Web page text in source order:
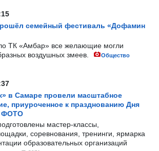
семейный фестиваль «Дофамин
ТК «Амбар» все желающие могли
воздушных змеев.
Общество
в Самаре провели масштабное
приуроченное к празднованию Дня
ФОТО
мастер-классы,
соревнования, тренинги, ярмарка
образовательных организаций